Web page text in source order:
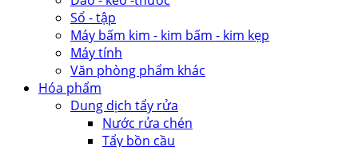
Sổ - tập
Máy bấm kim - kim bấm - kim kẹp
Máy tính
Văn phòng phẩm khác
Hóa phẩm
Dung dịch tẩy rửa
Nước rửa chén
Tẩy bồn cầu